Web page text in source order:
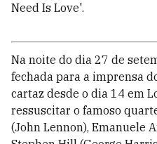
Need Is Love'.
Na noite do dia 27 de
fechada para a imprensa
cartaz desde o dia 14 em
ressuscitar o famoso
(John Lennon), Emanuele